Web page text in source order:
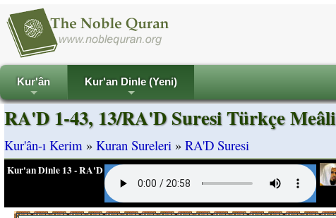
+
Kur'ân
+
Kur'an Dinle (Yeni)
RA'D 1-43, 13/RA'D Suresi Türkçe Meâli
Kur'ân-ı Kerim » Kuran Sureleri » RA'D Suresi
Kur'an Dinle 13 - RA'D